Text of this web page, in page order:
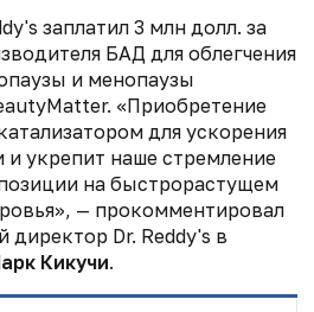
заплатил 3 млн долл. за
БАД для облегчения
и менопаузы
«Приобретение
для ускорения
и укрепит наше стремление
на быстрорастущем
— прокомментировал
директор Dr. Reddy's в
Кикучи.